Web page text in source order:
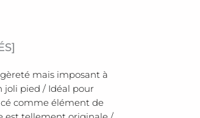
mais imposant à
joli pied / Idéal pour
comme élément de